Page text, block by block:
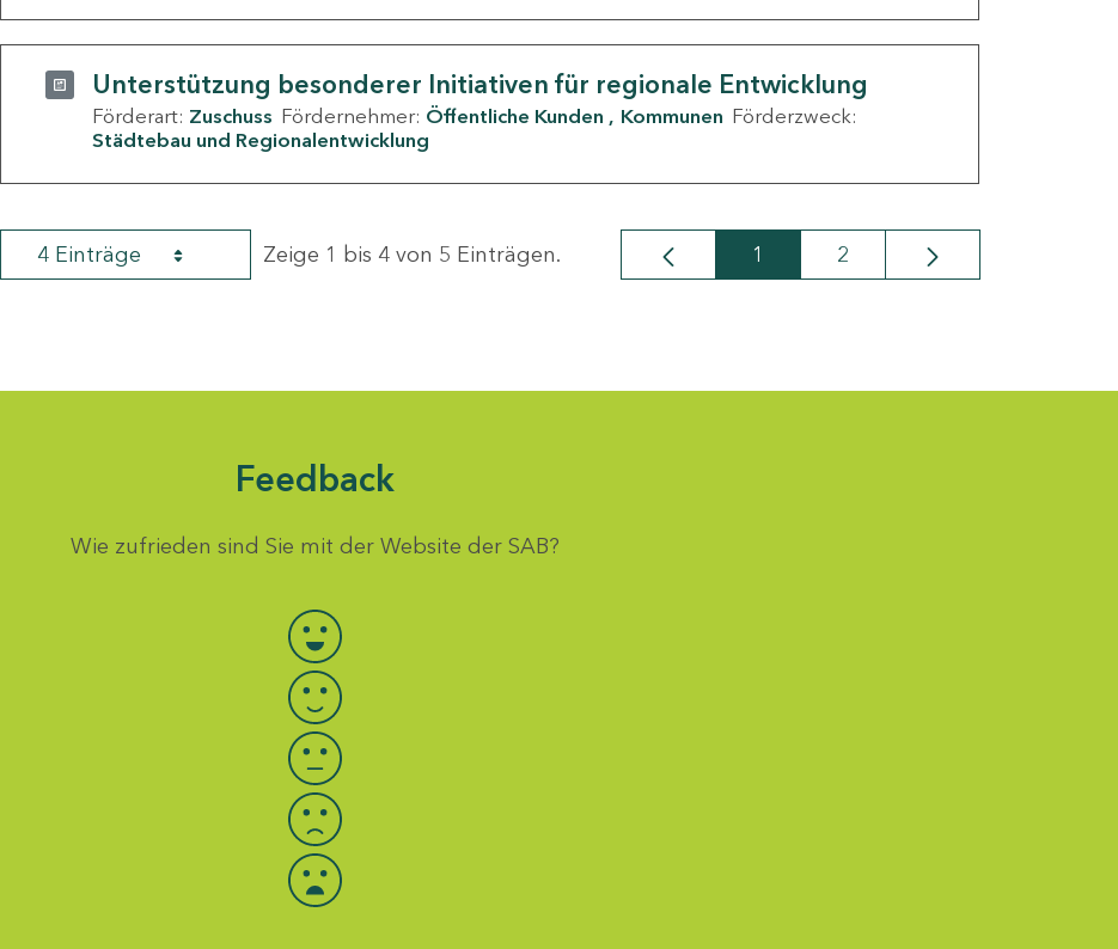
Unterstützung besonderer Initiativen für regionale Entwicklung
Förderart: Zuschuss Fördernehmer: Öffentliche Kunden Kommunen Förderzweck:
Städtebau und Regionalentwicklung
4 Einträge Zeige 1 bis 4 von 5 Einträgen. Seite
1 Seite
2
Feedback
Wie zufrieden sind Sie mit der Website der SAB?
Bewertung auswählen